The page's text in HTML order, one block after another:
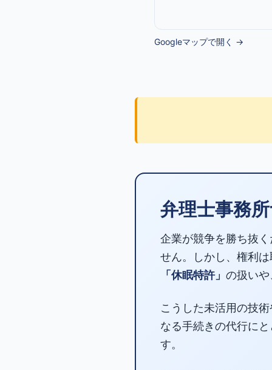
Googleマップで開く →
弁理士事務
企業が競争を勝ち抜
せん。しかし、権利
「休眠特許」 の扱い
こうした未活用の技術
なる手続きの代行に
す。